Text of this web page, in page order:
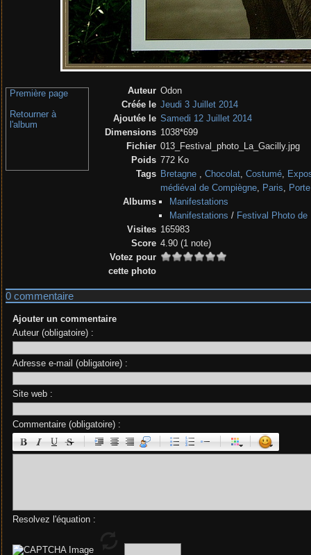
Première page
Retourner à
l'album
Auteur Odon
Créée le Jeudi 3 Juillet 2014
Ajoutée le Samedi 12 Juillet 2014
Dimensions 1038*699
Fichier 013_Festival_photo_La_Gacilly.jpg
Poids 772 Ko
Tags Bretagne , Chocolat, Costumé,
médiéval de Compiègne, Paris,
Albums
Manifestations
Manifestations / Festival Photo de
Visites 165983
Score 4.90 (1 note)
Votez pour
cette photo
0 commentaire
Ajouter un commentaire
Auteur (obligatoire) :
Adresse e-mail (obligatoire) :
Site web :
Commentaire (obligatoire) :
Resolvez l'équation :